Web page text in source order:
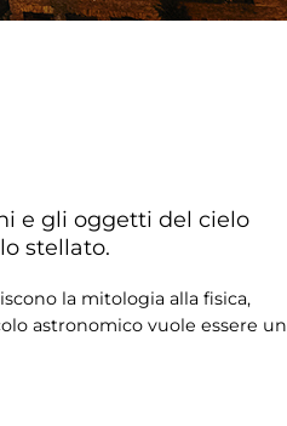
e gli oggetti del cielo
stellato.
la mitologia alla fisica,
astronomico vuole essere un